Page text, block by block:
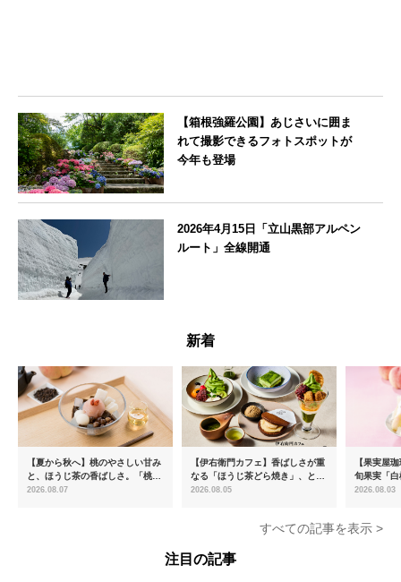
【箱根強羅公園】あじさいに囲ま
れて撮影できるフォトスポットが
今年も登場
2026年4月15日「立山黒部アルペン
ルート」全線開通
新着
【夏から秋へ】桃のやさしい甘み
と、ほうじ茶の香ばしさ。「桃と
ほうじ茶のあんみつ」を8月中旬
2026.08.07
【伊右衛門カフェ】香ばしさが重
なる「ほうじ茶どら焼き」、とろ
ける「宇治抹茶ティラミス」が新
2026.08.05
【果実屋
旬果実「
限定販売
2026.08.03
すべての記事を表示 >
注目の記事